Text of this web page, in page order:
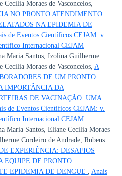
Moraes de Vasconcelos,
NO PRONTO ATENDIMENTO
NA EPIDEMIA DE
de Eventos Científicos CEJAM: v.
Internacional CEJAM
Maria Santos, Izolina Guilherme
Moraes de Vasconcelos, A
DE UM PRONTO
IMPORTÂNCIA DA
DE VACINAÇÃO: UMA
de Eventos Científicos CEJAM: v.
Internacional CEJAM
Maria Santos, Eliane Cecilia Moraes
Cordeiro de Andrade, Rubens
EXPERIÊNCIA: DESAFIOS
EQUIPE DE PRONTO
EPIDEMIA DE DENGUE
Anais